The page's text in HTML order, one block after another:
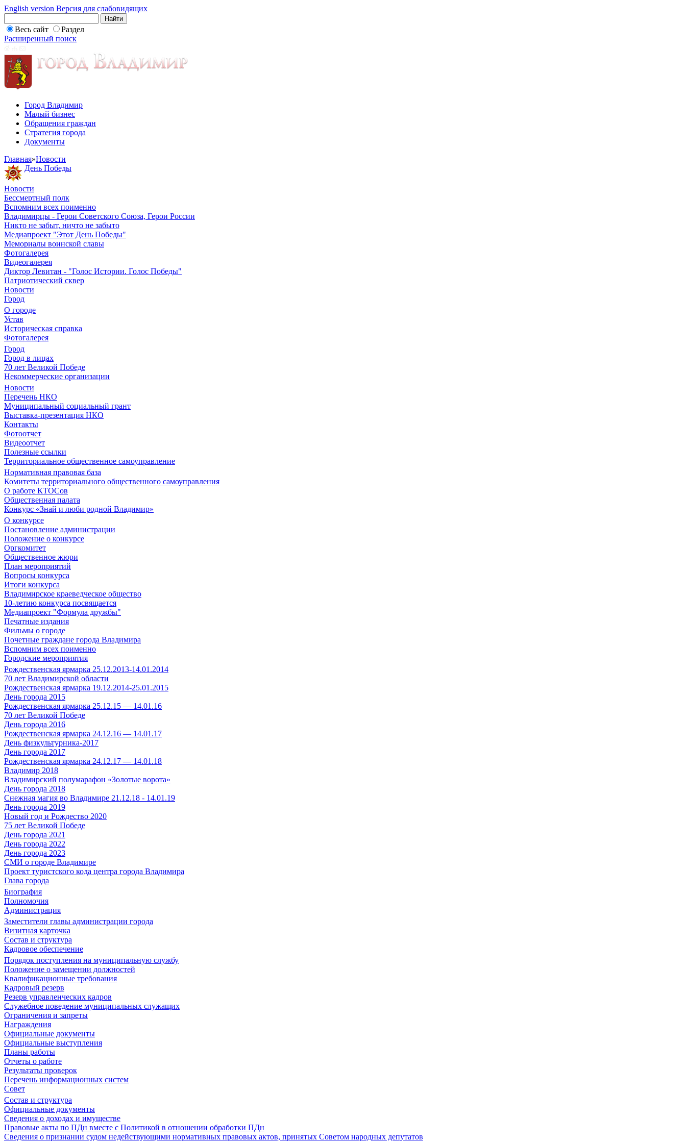
English version Версия для слабовидящих
Весь сайт
Раздел
Расширенный поиск
Город Владимир
Малый бизнес
Обращения граждан
Стратегия города
Документы
Главная»Новости
День Победы
Новости
Бессмертный полк
Вспомним всех поименно
Владимирцы - Герои Советского Союза, Герои России
Никто не забыт, ничто не забыто
Медиапроект "Этот День Победы"
Мемориалы воинской славы
Фотогалерея
Видеогалерея
Диктор Левитан - "Голос Истории. Голос Победы"
Патриотический сквер
Новости
Город
О городе
Устав
Историческая справка
Фотогалерея
Город
Город в лицах
70 лет Великой Победе
Некоммерческие организации
Новости
Перечень НКО
Муниципальный социальный грант
Выставка-презентация НКО
Контакты
Фотоотчет
Видеоотчет
Полезные ссылки
Территориальное общественное самоуправление
Нормативная правовая база
Комитеты территориального общественного самоуправления
О работе КТОСов
Общественная палата
Конкурс «Знай и люби родной Владимир»
О конкурсе
Постановление администрации
Положение о конкурсе
Оргкомитет
Общественное жюри
План мероприятий
Вопросы конкурса
Итоги конкурса
Владимирское краеведческое общество
10-летию конкурса посвящается
Медиапроект "Формула дружбы"
Печатные издания
Фильмы о городе
Почетные граждане города Владимира
Вспомним всех поименно
Городские мероприятия
Рождественская ярмарка 25.12.2013-14.01.2014
70 лет Владимирской области
Рождественская ярмарка 19.12.2014-25.01.2015
День города 2015
Рождественская ярмарка 25.12.15 — 14.01.16
70 лет Великой Победе
День города 2016
Рождественская ярмарка 24.12.16 — 14.01.17
День физкультурника-2017
День города 2017
Рождественская ярмарка 24.12.17 — 14.01.18
Владимир 2018
Владимирский полумарафон «Золотые ворота»
День города 2018
Снежная магия во Владимире 21.12.18 - 14.01.19
День города 2019
Новый год и Рождество 2020
75 лет Великой Победе
День города 2021
День города 2022
День города 2023
СМИ о городе Владимире
Проект туристского кода центра города Владимира
Глава города
Биография
Полномочия
Администрация
Заместители главы администрации города
Визитная карточка
Состав и структура
Кадровое обеспечение
Порядок поступления на муниципальную службу
Положение о замещении должностей
Квалификационные требования
Кадровый резерв
Резерв управленческих кадров
Служебное поведение муниципальных служащих
Ограничения и запреты
Награждения
Официальные документы
Официальные выступления
Планы работы
Отчеты о работе
Результаты проверок
Перечень информационных систем
Совет
Состав и структура
Официальные документы
Сведения о доходах и имуществе
Правовые акты по ПДн вместе с Политикой в отношении обработки ПДн
Сведения о признании судом недействующими нормативных правовых актов, принятых Советом народных депутатов